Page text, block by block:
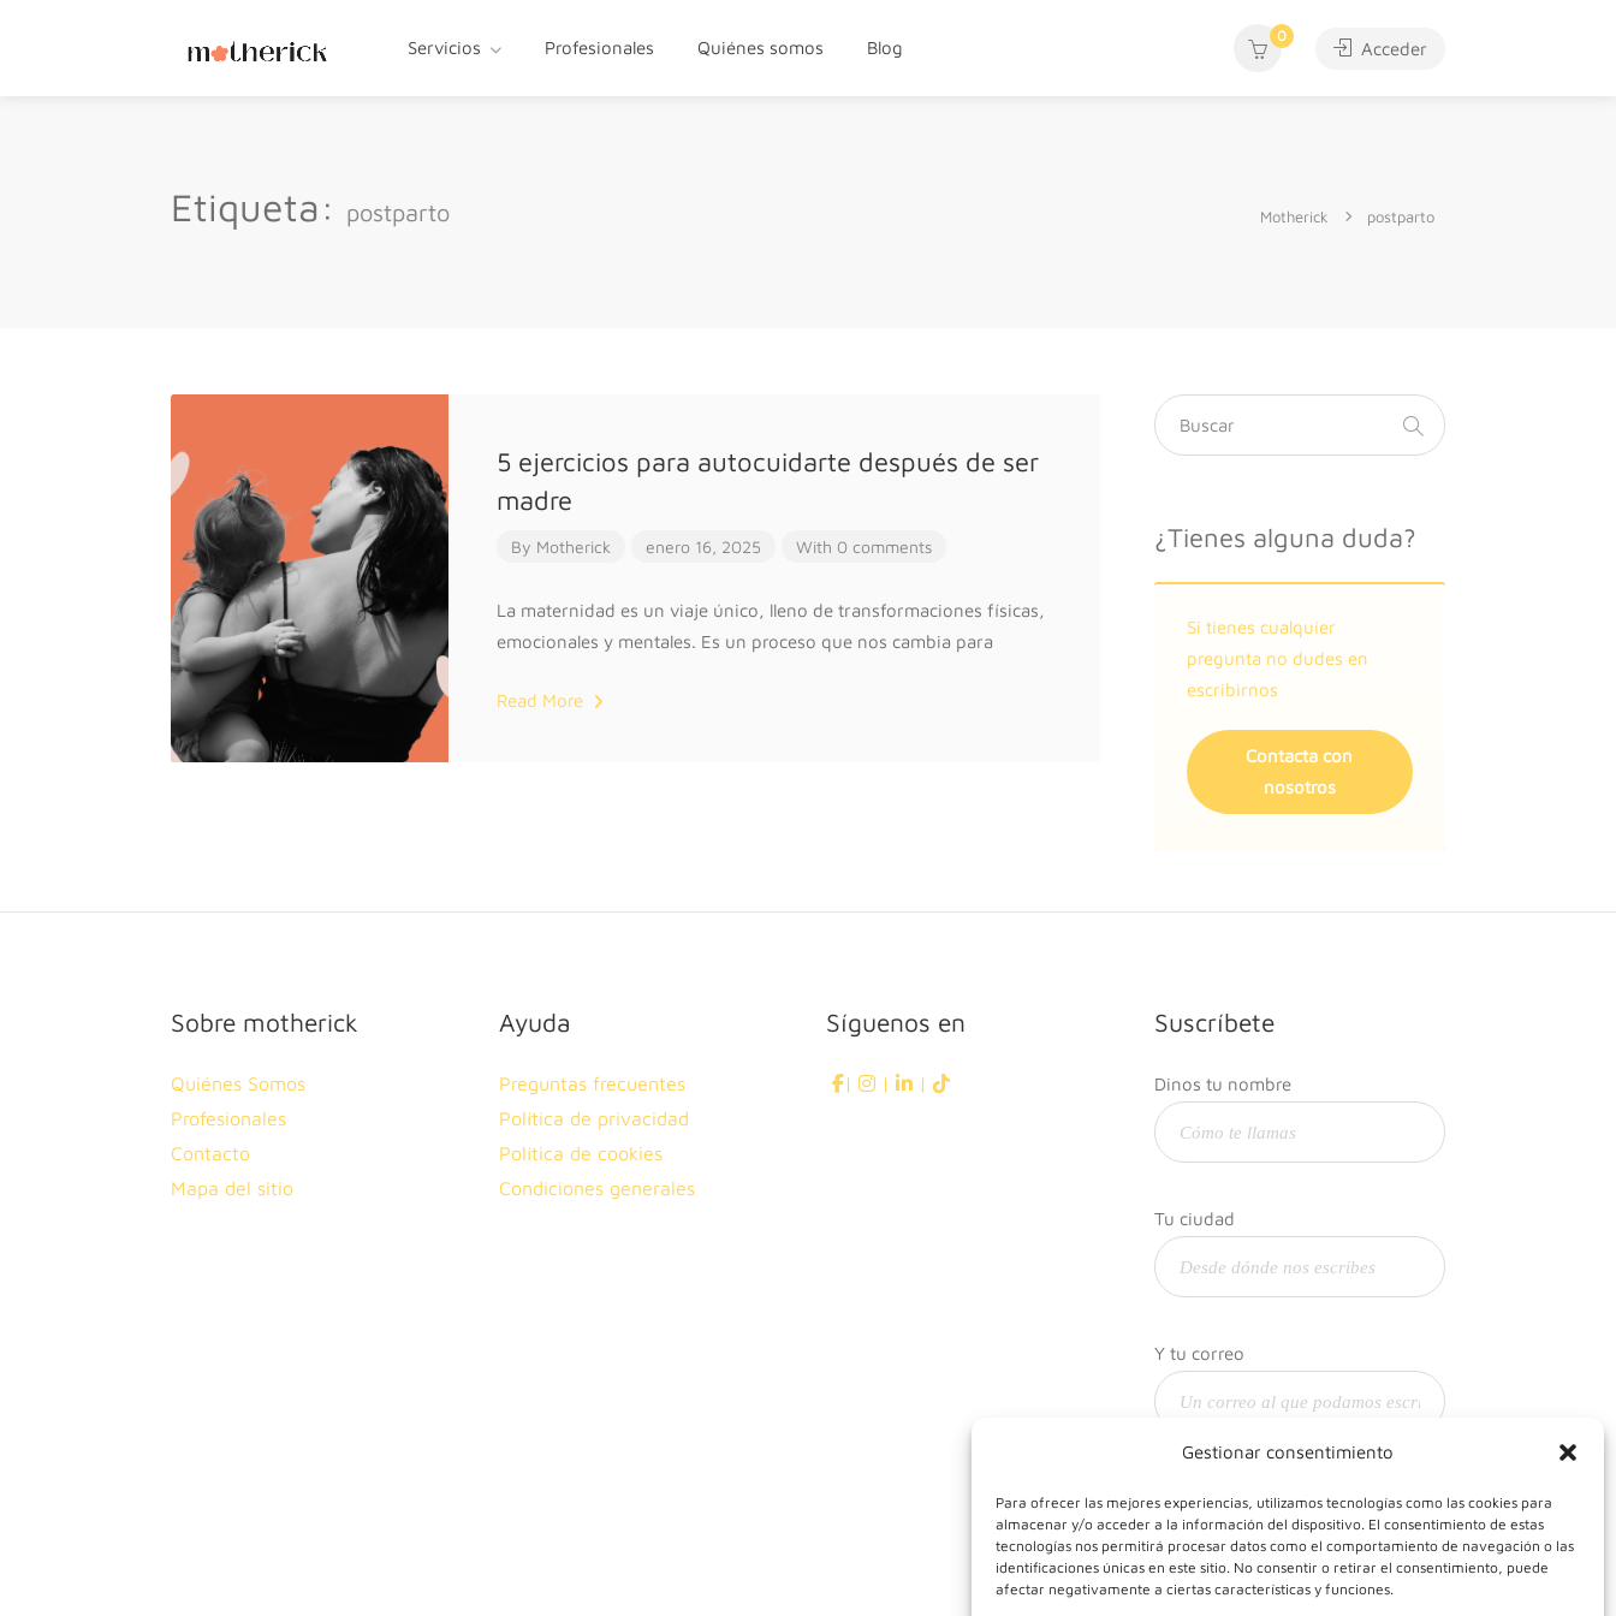
Gestionar consentimiento
Para ofrecer las mejores experiencias, utilizamos tecnologías como las cookies para
almacenar y/o acceder a la información del dispositivo. El consentimiento de estas
tecnologías nos permitirá procesar datos como el comportamiento de navegación o las
identificaciones únicas en este sitio. No consentir o retirar el consentimiento, puede
afectar negativamente a ciertas características y funciones.
Servicios Profesionales Quiénes somos Blog
0
Acceder
Etiqueta: postparto Motherick postparto
5 ejercicios para autocuidarte después de ser
madre
By Motherick enero 16, 2025 With 0 comments
La maternidad es un viaje único, lleno de transformaciones físicas,
emocionales y mentales. Es un proceso que nos cambia para
Read More
¿Tienes alguna duda?
⁠⁠Si tienes cualquier
pregunta no dudes en
escribirnos
Contacta con
nosotros
Sobre motherick
Quiénes Somos
Profesionales
Contacto
Mapa del sitio
Ayuda
Preguntas frecuentes
Política de privacidad
Política de cookies
Condiciones generales
Síguenos en
| | |
Suscríbete
Dinos tu nombre
Tu ciudad
Y tu correo